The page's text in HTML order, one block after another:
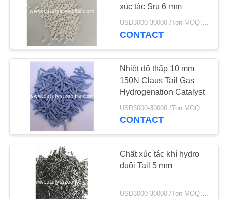
Chất khử oxy
Chất xúc tác khử
hydro
10
xúc tác Sru 6 mm
USD3000-30000 /Ton MOQ:1 kg
CONTACT
Nhiệt độ thấp 10 mm
150N Claus Tail Gas
Hydrogenation Catalyst
USD3000-30000 /Ton MOQ:1 kg
CONTACT
Chất xúc tác khí hydro
đuôi Tail 5 mm